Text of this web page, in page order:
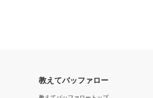
教えてバッファロー